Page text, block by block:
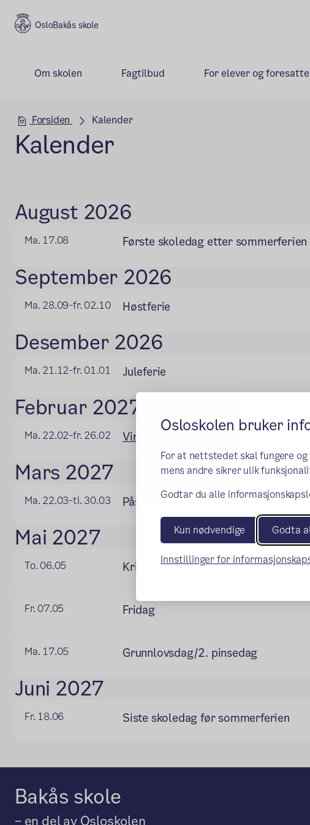
Osloskolen bruker
For at nettstedet skal fungere
mens andre sikrer ulik
Godtar du alle
Kun nødvendige Godta
Innstillinger for
Bakås skole
Om skolen Fagtilbud For elever og foresatte
Hovedseksjon
Forsiden Kalender
Kalender
August 2026
Ma. 17.08 Første skoledag etter sommerferien
September 2026
Ma. 28.09–fr. 02.10 Høstferie
Desember 2026
Ma. 21.12–fr. 01.01 Juleferie
Februar 2027
Ma. 22.02–fr. 26.02 Vinterferie
Mars 2027
Ma. 22.03–ti. 30.03 Påskeferie 2027
Mai 2027
To. 06.05 Kristi Himmelfartsdag
Fr. 07.05 Fridag
Ma. 17.05 Grunnlovsdag/2. pinsedag
Juni 2027
Fr. 18.06 Siste skoledag før sommerferien
Bakås skole
– en del av Osloskolen